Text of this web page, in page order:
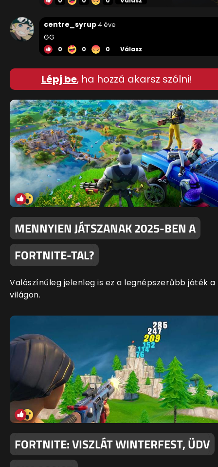
centre_syrup 4 éve
GG
0 0 0 Válasz
Lépj be, ha hozzá akarsz szólni!
MENNYIEN JÁTSZANAK 2025-BEN A
FORTNITE-TAL?
Valószínűleg jelenleg is ez a legnépszerűbb játék a
világon.
FORTNITE: VISZLÁT WINTERFEST, ÜDV